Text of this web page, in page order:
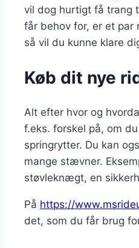
vil dog hurtigt få trang
får behov for, er et par
så vil du kunne klare
Køb dit nye
Alt efter hvor og
f.eks. forskel på, om
springrytter. Du kan
mange stævner.
støvleknægt, en
På https://
det, som du får brug